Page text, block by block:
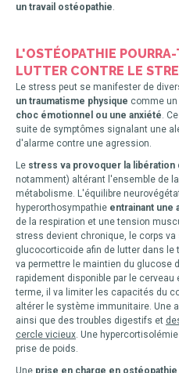
un travail ostéopathie.
L'OSTÉOPATHIE
LUTTER CONTRE LE
Le stress peut se manifester de
un traumatisme physique comme
choc émotionnel ou une anxiété.
suite de symptômes signalant une
d'alarme contre une agression.
Le stress va provoquer la libération
notamment) altérant l'ensemble de
métabolisme. L'équilibre
hyperorthosympathie entrainant une
de la respiration et une tension
stress devient chronique, le corps
glucocorticoide afin de lutter dans
va permettre le maintien du glucose
rapidement disponible par le
terme, il va limiter les capacités du
altérer le système immunitaire. Une
ainsi que des troubles digestifs et
cercle vicieux. Une
prise de poids.
Une prise en charge en